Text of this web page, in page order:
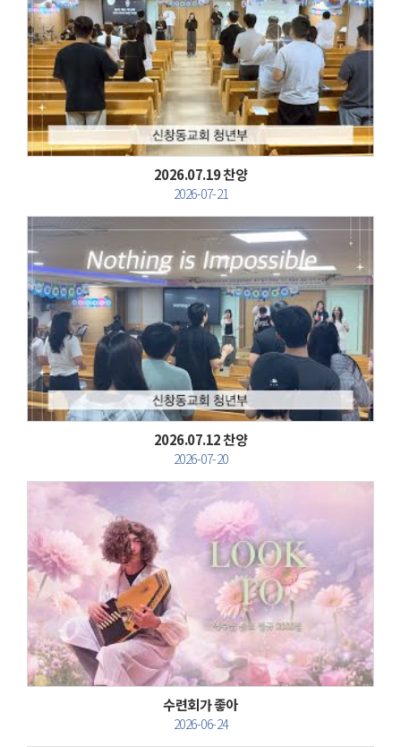
Views
2026.07.19 찬양
2026-07-21
Views
2026.07.12 찬양
2026-07-20
Views
수련회가 좋아
2026-06-24